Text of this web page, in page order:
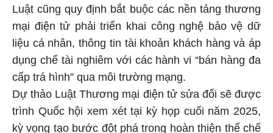
Luật cũng quy định bắt buộc các nền tảng thương
mại điện tử phải triển khai công nghệ bảo vệ dữ
liệu cá nhân, thông tin tài khoản khách hàng và áp
dụng chế tài nghiêm với các hành vi “bán hàng đa
cấp trá hình” qua môi trường mạng.
Dự thảo Luật Thương mại điện tử sửa đổi sẽ được
trình Quốc hội xem xét tại kỳ họp cuối năm 2025,
kỳ vọng tạo bước đột phá trong hoàn thiện thể chế